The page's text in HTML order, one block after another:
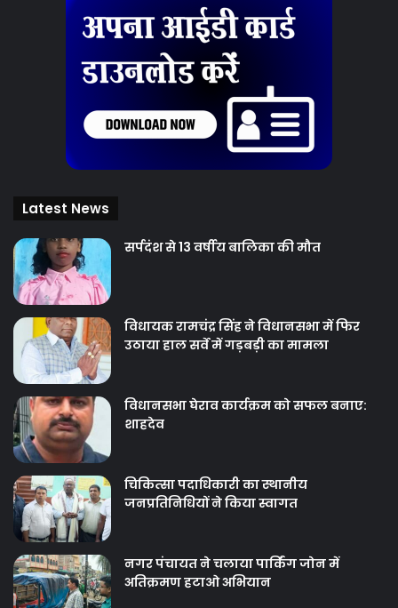
Latest News
सर्पदंश से 13 वर्षीय बालिका की मौत
विधायक रामचंद्र सिंह ने विधानसभा में फिर
उठाया हाल सर्वे में गड़बड़ी का मामला
विधानसभा घेराव कार्यक्रम को सफल बनाए:
शाहदेव
चिकित्‍सा पदाधिकारी का स्थानीय
जनप्रतिनिधियों ने किया स्वागत
नगर पंचायत ने चलाया पार्किंग जोन में
अतिक्रमण हटाओ अभियान